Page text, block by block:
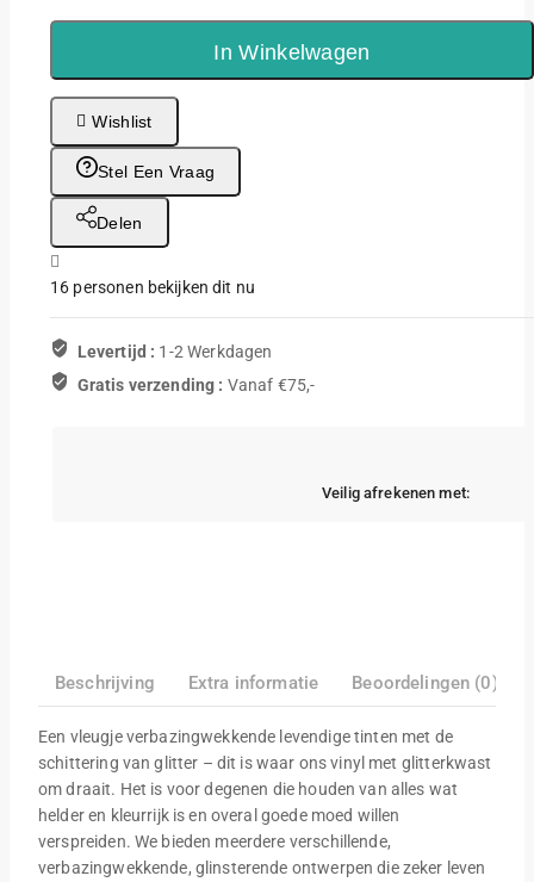
Nebula
aantal
In Winkelwagen
Wishlist
Stel Een Vraag
Delen
16 personen bekijken dit nu
Levertijd : 1-2 Werkdagen
Gratis verzending : Vanaf €75,-
Veilig afrekenen met:
Beschrijving Extra informatie Beoordelingen (0)
Een vleugje verbazingwekkende levendige tinten met de
schittering van glitter – dit is waar ons vinyl met glitterkwast
om draait. Het is voor degenen die houden van alles wat
helder en kleurrijk is en overal goede moed willen
verspreiden. We bieden meerdere verschillende,
verbazingwekkende, glinsterende ontwerpen die zeker leven